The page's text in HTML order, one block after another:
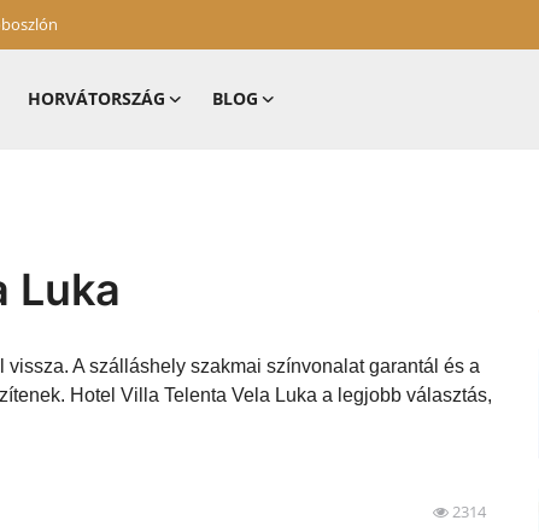
HORVÁTORSZÁG BLOG
Luka
vissza. A szálláshely szakmai színvonalat garantál és a
Hotel Villa Telenta Vela Luka a legjobb választás,
2314